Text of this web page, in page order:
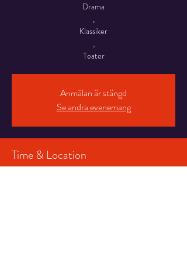
Drama
,
Klassiker
,
Teater
Anmälan är stängd
Se andra evenemang
Time & Location